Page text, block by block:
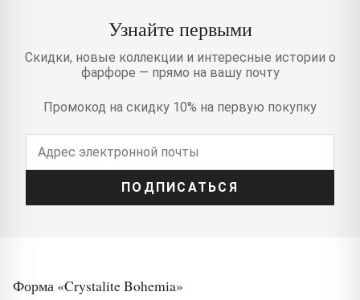
Узнайте первыми
Скидки, новые коллекции и интересные истории о
фарфоре — прямо на вашу почту
Промокод на скидку 10% на первую покупку
ПОДПИСАТЬСЯ
Форма «Crystalite Bohemia»